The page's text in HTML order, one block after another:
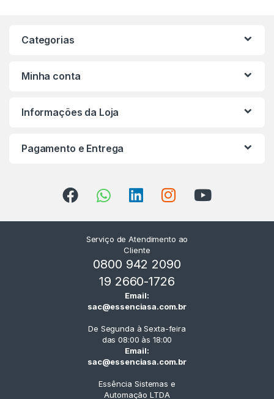
Categorias
Minha conta
Informações da Loja
Pagamento e Entrega
Serviço de Atendimento ao
Cliente
0800 942 2090
19 2660-1726
Email:
sac@essenciasa.com.br
De Segunda à Sexta-feira
das 08:00 às 18:00
Email:
sac@essenciasa.com.br
Essência Sistemas e
Automação LTDA